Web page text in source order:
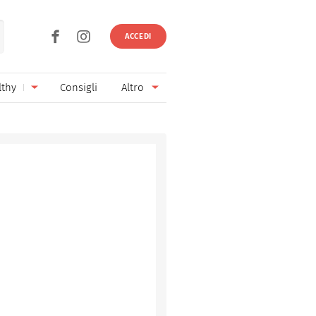
ACCEDI
Consigli Altro